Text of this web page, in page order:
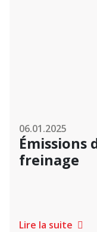
06.01.2025
Émissions
freinage
Lire la suite